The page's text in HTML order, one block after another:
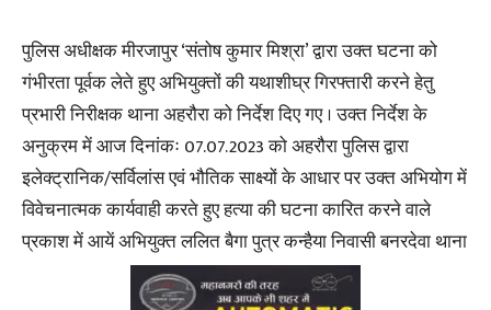
पुलिस अधीक्षक मीरजापुर ‘संतोष कुमार मिश्रा’ द्वारा उक्त घटना को
गंभीरता पूर्वक लेते हुए अभियुक्तों की यथाशीघ्र गिरफ्तारी करने हेतु
प्रभारी निरीक्षक थाना अहरौरा को निर्देश दिए गए । उक्त निर्देश के
अनुक्रम में आज दिनांकः 07.07.2023 को अहरौरा पुलिस द्वारा
इलेक्ट्रानिक/सर्विलांस एवं भौतिक साक्ष्यों के आधार पर उक्त अभियोग में
विवेचनात्मक कार्यवाही करते हुए हत्या की घटना कारित करने वाले
प्रकाश में आयें अभियुक्त ललित बैगा पुत्र कन्हैया निवासी बनरदेवा थाना